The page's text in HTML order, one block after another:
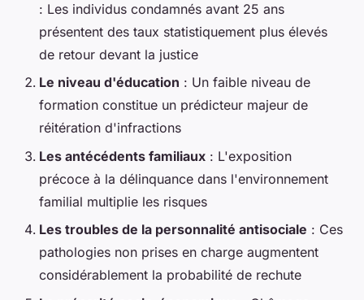
: Les individus condamnés avant 25 ans
présentent des taux statistiquement plus élevés
de retour devant la justice
Le niveau d'éducation : Un faible niveau de
formation constitue un prédicteur majeur de
réitération d'infractions
Les antécédents familiaux : L'exposition
précoce à la délinquance dans l'environnement
familial multiplie les risques
Les troubles de la personnalité antisociale : Ces
pathologies non prises en charge augmentent
considérablement la probabilité de rechute